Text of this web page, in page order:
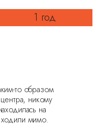
1 год
то образом
никому
на
мимо.